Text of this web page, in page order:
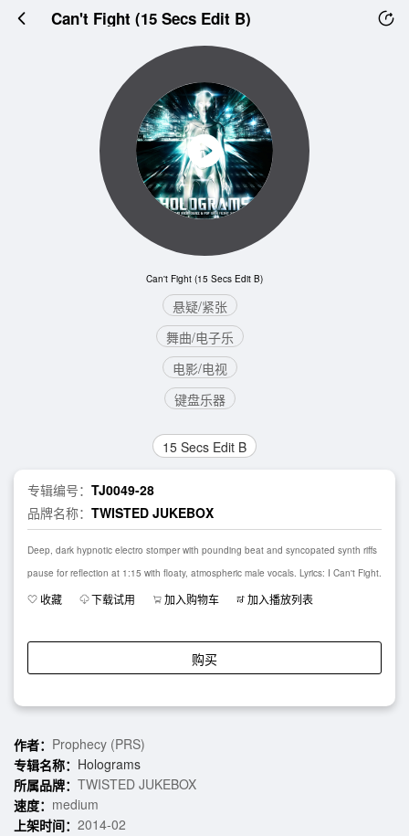
Can't Fight (15 Secs Edit B)
Can't Fight (15 Secs Edit B)
悬疑/紧张
舞曲/电子乐
电影/电视
键盘乐器
15 Secs Edit B
专辑编号： TJ0049-28
品牌名称： TWISTED JUKEBOX
Deep, dark hypnotic electro stomper with pounding beat and syncopated synth riffs
pause for reflection at 1:15 with floaty, atmospheric male vocals. Lyrics: I Can't Fight.
收藏 下载试用 加入购物车 加入播放列表
购买
作者： Prophecy (PRS)
专辑名称： Holograms
所属品牌： TWISTED JUKEBOX
速度： medium
上架时间： 2014-02